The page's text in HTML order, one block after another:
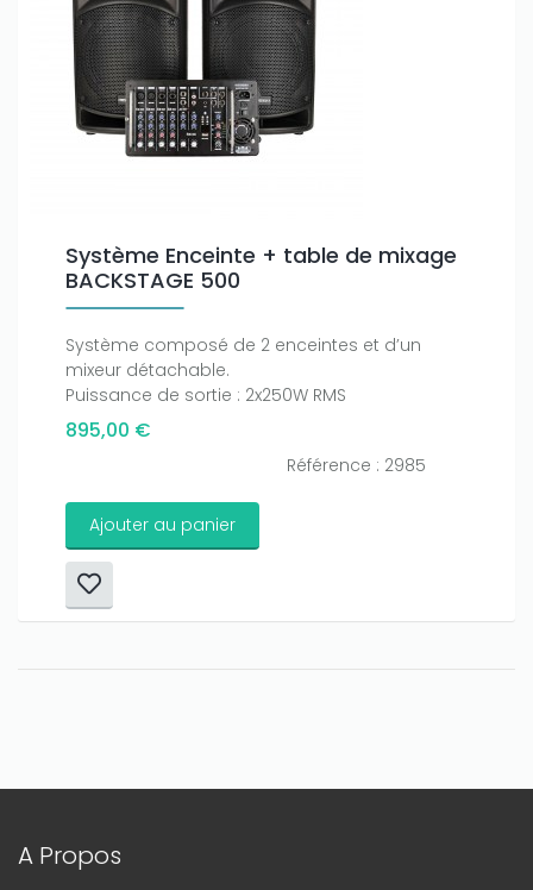
Système Enceinte + table de mixage
BACKSTAGE 500
Système composé de 2 enceintes et d’un
mixeur détachable.
Puissance de sortie : 2x250W RMS
895,00 €
Référence : 2985
Ajouter au panier
A Propos